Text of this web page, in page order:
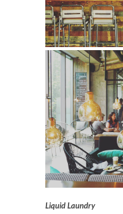
Liquid Laundry